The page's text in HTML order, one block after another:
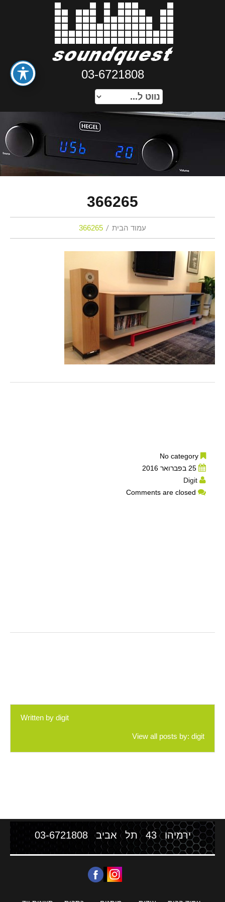
03-6721808
366265
עמוד הבית 366265
25 בפברואר 2016
Digit
Comments are closed
Written by digit
View all posts by: digit
ירמיהו 43 תל אביב 03-6721808